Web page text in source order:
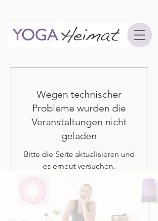
Wegen technischer
Probleme wurden die
Veranstaltungen nicht
geladen
Bitte die Seite aktualisieren und
es erneut versuchen.
Seite aktualisieren